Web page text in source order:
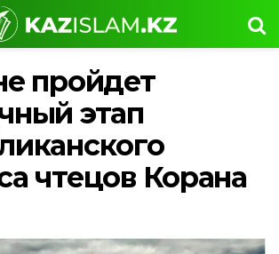
пройдет
этап
чтецов Корана